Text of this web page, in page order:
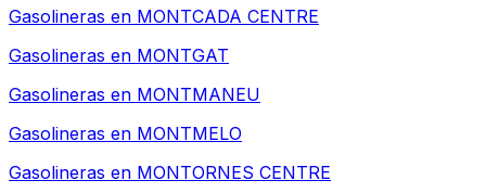
Gasolineras en MONTCADA CENTRE
Gasolineras en MONTGAT
Gasolineras en MONTMANEU
Gasolineras en MONTMELO
Gasolineras en MONTORNES CENTRE